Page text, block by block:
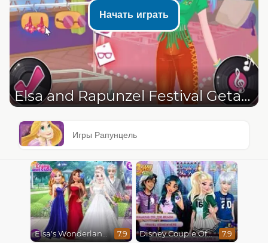
Начать играть
Elsa and Rapunzel Festival Getaway
Игры Рапунцель
Elsa's Wonderland Wedding 7.9 Disney Couple Of The Year 7.9